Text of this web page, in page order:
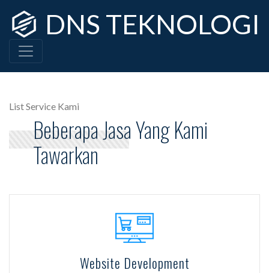
DNS TEKNOLOGI
List Service Kami
Beberapa Jasa Yang Kami
Tawarkan
Website Development